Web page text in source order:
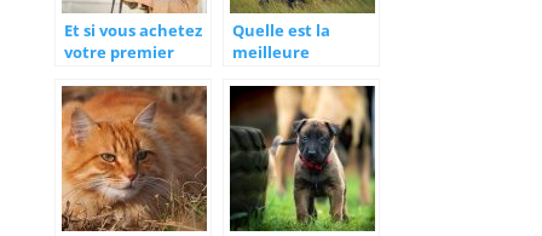
Et si vous achetez
votre premier
maintenant!
Quelle est la
meilleure
pour votre bétail ?